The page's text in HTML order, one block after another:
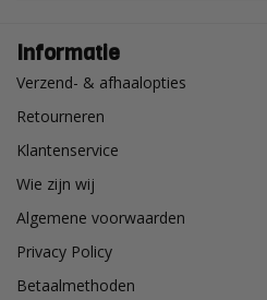
Informatie
Verzend- & afhaalopties
Retourneren
Klantenservice
Wie zijn wij
Algemene voorwaarden
Privacy Policy
Betaalmethoden